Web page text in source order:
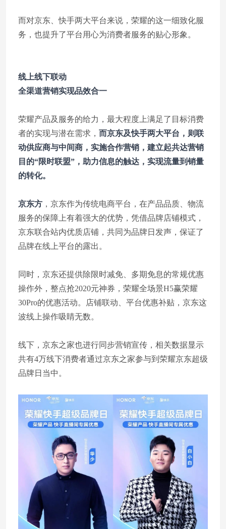
而对京东、快手两大平台来说，荣耀的这一细致化服
务，也提升了平台用心为消费者服务的贴心形象。
线上线下联动
全渠道营销实现品效合一
荣耀产品及服务的给力，最大程度上满足了目标消费
者的实现与潜在需求， 而京东及快手两大平台，则联
动供应商与中间商，实施合作营销，建立起共达营销
目的“限时联盟”，助力信息的触达，实现流量到销量
的转化。
京东方 ，京东作为传统电商平台，在产品品质、物流
服务的保障上有着强大的优势，凭借品牌店铺模式，
京东联合站内优质店铺，共同为品牌日发声，保证了
品牌在线上平台的露出。
同时，京东还提供除限时减免、多期免息的常规优惠
操作外，整点抢2020元神券，荣耀全场景H5赢荣耀
30Pro的优惠活动。店铺联动、平台优惠补贴，京东这
波线上操作吸睛无数。
线下，京东之家也进行同步营销宣传，相关数据显示
共有4万线下消费者通过京东之家参与到荣耀京东超级
品牌日当中。